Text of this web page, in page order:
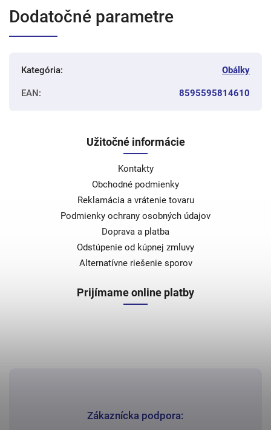
Dodatočné parametre
Kategória: Obálky
EAN: 8595595814610
Zákaznícka podpora:
Užitočné informácie
Kontakty
Obchodné podmienky
Reklamácia a vrátenie tovaru
Podmienky ochrany osobných údajov
Doprava a platba
Odstúpenie od kúpnej zmluvy
Alternatívne riešenie sporov
Prijímame online platby